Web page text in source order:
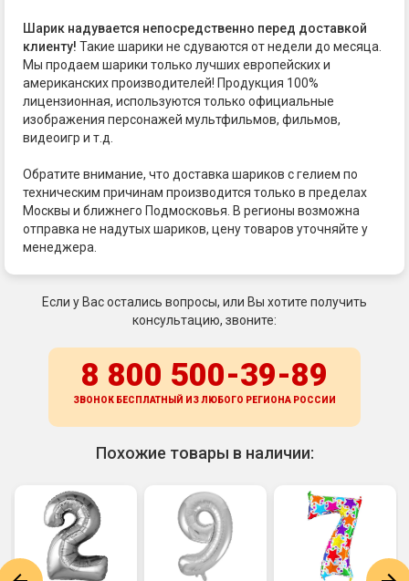
Шарик надувается непосредственно перед доставкой
клиенту! Такие шарики не сдуваются от недели до месяца.
Мы продаем шарики только лучших европейских и
американских производителей! Продукция 100%
лицензионная, используются только официальные
изображения персонажей мультфильмов, фильмов,
видеоигр и т.д.
Обратите внимание, что доставка шариков с гелием по
техническим причинам производится только в пределах
Москвы и ближнего Подмосковья. В регионы возможна
отправка не надутых шариков, цену товаров уточняйте у
менеджера.
Если у Вас остались вопросы, или Вы хотите получить
консультацию, звоните:
8 800 500-39-89
ЗВОНОК БЕСПЛАТНЫЙ ИЗ ЛЮБОГО РЕГИОНА РОССИИ
Похожие товары в наличии: